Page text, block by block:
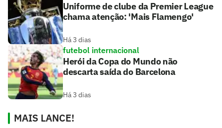
Uniforme de clube da Premier League
chama atenção: 'Mais Flamengo'
Há 3 dias
futebol internacional
Herói da Copa do Mundo não
descarta saída do Barcelona
Há 3 dias
MAIS LANCE!